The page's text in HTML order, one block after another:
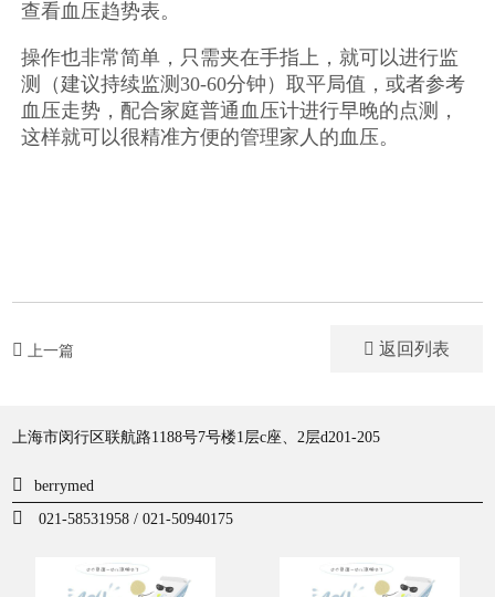
查看血压趋势表。
操作也非常简单，只需夹在手指上，就可以进行监
测（建议持续监测30-60分钟）取平局值，或者参考
血压走势，配合家庭普通血压计进行早晚的点测，
这样就可以很精准方便的管理家人的血压。
上一篇 返回列表
上海市闵行区联航路1188号7号楼1层c座、2层d201-205
berrymed
021-58531958 / 021-50940175